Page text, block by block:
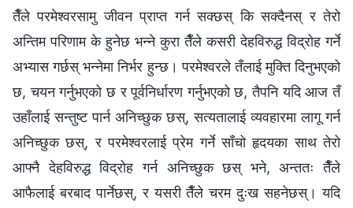
तैँले परमेश्‍वरसामु जीवन प्राप्त गर्न सक्छस् कि सक्दैनस् र तेरो
अन्तिम परिणाम के हुनेछ भन्‍ने कुरा तैँले कसरी देहविरुद्ध विद्रोह गर्ने
अभ्यास गर्छस् भन्‍नेमा निर्भर हुन्छ। परमेश्‍वरले तँलाई मुक्ति दिनुभएको
छ, चयन गर्नुभएको छ र पूर्वनिर्धारण गर्नुभएको छ, तैपनि यदि आज तँ
उहाँलाई सन्तुष्ट पार्न अनिच्छुक छस्, सत्यतालाई व्यवहारमा लागू गर्न
अनिच्छुक छस्, र परमेश्‍वरलाई प्रेम गर्ने साँचो हृदयका साथ तेरो
आफ्नै देहविरुद्ध विद्रोह गर्न अनिच्छुक छस् भने, अन्ततः तैँले
आफैलाई बरबाद पार्नेछस्, र यसरी तैँले चरम दुःख सहनेछस्। यदि